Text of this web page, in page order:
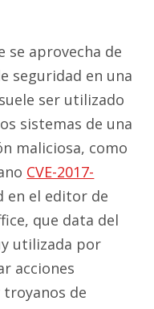
se aprovecha de
seguridad en una
ser utilizado
sistemas de una
maliciosa, como
CVE-2017-
en el editor de
que data del
utilizada por
acciones
troyanos de